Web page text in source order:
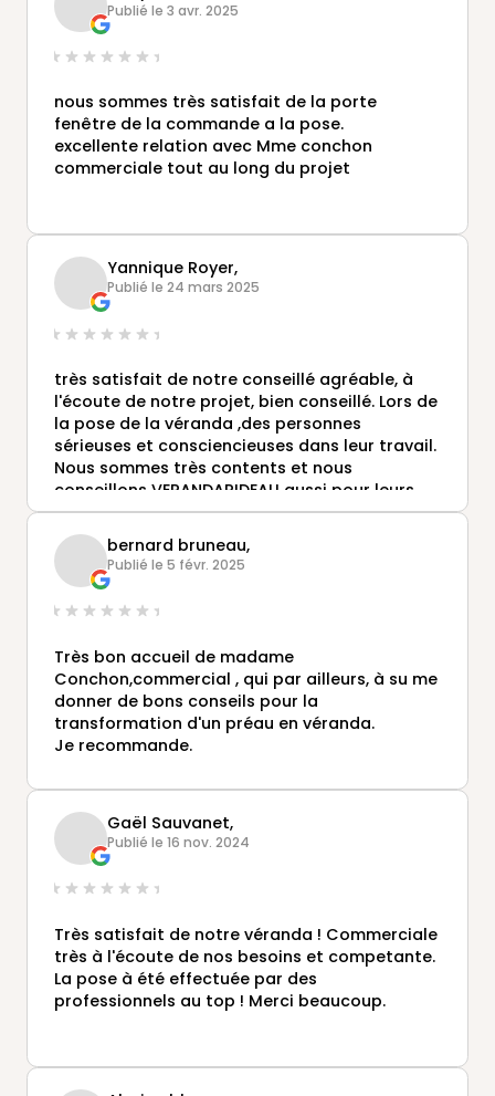
Publié le 3 avr. 2025
nous sommes très satisfait de la porte
fenêtre de la commande a la pose.
excellente relation avec Mme conchon
commerciale tout au long du projet
Yannique Royer,
Publié le 24 mars 2025
très satisfait de notre conseillé agréable, à
l'écoute de notre projet, bien conseillé. Lors de
la pose de la véranda ,des personnes
sérieuses et consciencieuses dans leur travail.
Nous sommes très contents et nous
conseillons VERANDARIDEAU aussi pour leurs
professionnalismes
bernard bruneau,
Publié le 5 févr. 2025
Très bon accueil de madame
Conchon,commercial , qui par ailleurs, à su me
donner de bons conseils pour la
transformation d'un préau en véranda.
Je recommande.
Gaël Sauvanet,
Publié le 16 nov. 2024
Très satisfait de notre véranda ! Commerciale
très à l'écoute de nos besoins et competante.
La pose à été effectuée par des
professionnels au top ! Merci beaucoup.